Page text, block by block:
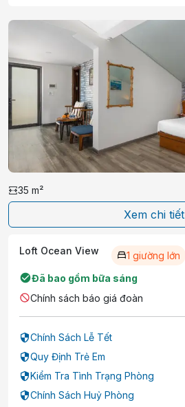
35 m²
Xem chi tiết
Loft Ocean View 1 giường lớn
Đã bao gồm bữa sáng
Chính sách báo giá đoàn
Chính Sách Lễ Tết
Quy Định Trẻ Em
Kiểm Tra Tình Trạng Phòng
Chính Sách Huỷ Phòng